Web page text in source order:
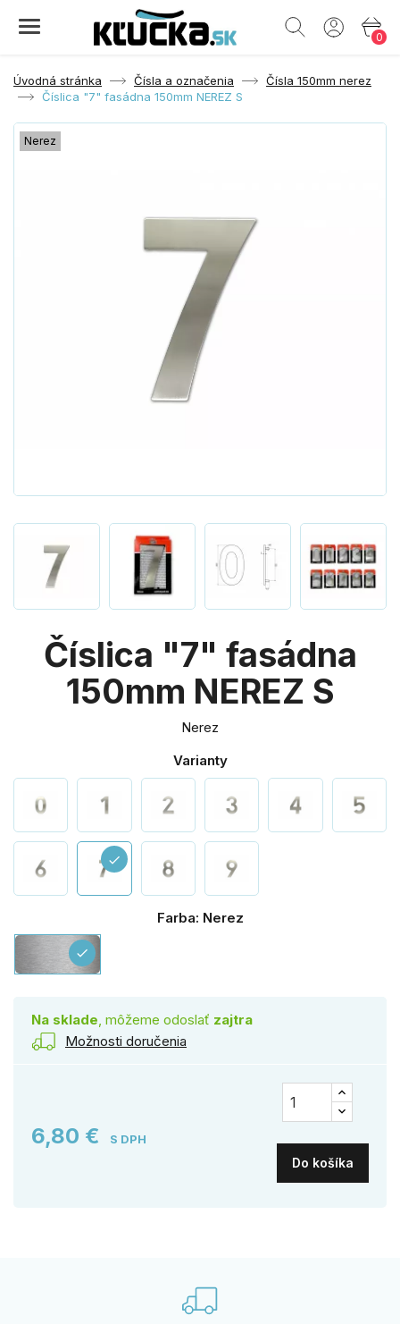
0
Úvodná stránka Čísla a označenia
Čísla 150mm nerez
Číslica "7" fasádna 150mm NEREZ S
Nerez
Číslica "7" fasádna
150mm NEREZ S
Nerez
Varianty
check
Farba: Nerez
Nerez
check
Na sklade, môžeme odoslať zajtra
Možnosti doručenia
6,80 € S DPH
Do košíka